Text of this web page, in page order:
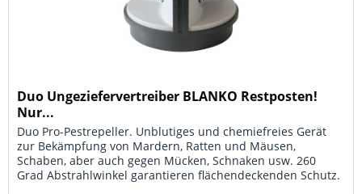
Duo Ungeziefervertreiber BLANKO Restposten!
Nur...
Duo Pro-Pestrepeller. Unblutiges und chemiefreies Gerät
zur Bekämpfung von Mardern, Ratten und Mäusen,
Schaben, aber auch gegen Mücken, Schnaken usw. 260
Grad Abstrahlwinkel garantieren flächendeckenden Schutz.